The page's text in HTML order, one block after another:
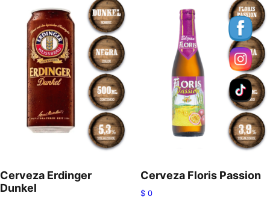
Cerveza Erdinger
Dunkel
Cerveza Floris Passion
$0